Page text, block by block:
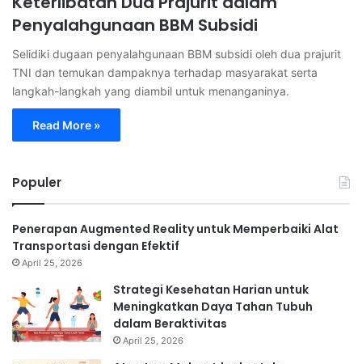
Penyalahgunaan BBM Subsidi
Selidiki dugaan penyalahgunaan BBM subsidi oleh dua prajurit
TNI dan temukan dampaknya terhadap masyarakat serta
langkah-langkah yang diambil untuk menanganinya.
Read More »
Populer
Penerapan Augmented Reality untuk Memperbaiki Alat
Transportasi dengan Efektif
April 25, 2026
Strategi Kesehatan Harian untuk
Meningkatkan Daya Tahan Tubuh
dalam Beraktivitas
April 25, 2026